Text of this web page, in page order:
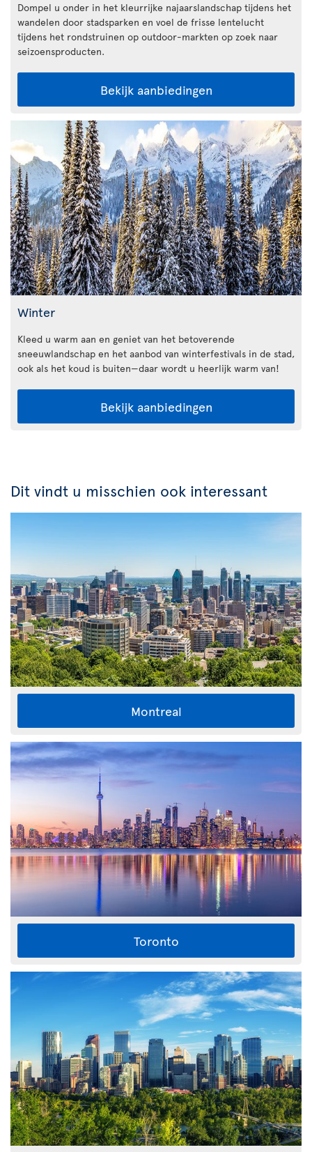
Dompel u onder in het kleurrijke najaarslandschap tijdens het
wandelen door stadsparken en voel de frisse lentelucht
tijdens het rondstruinen op outdoor-markten op zoek naar
seizoensproducten.
Bekijk aanbiedingen
Winter
Kleed u warm aan en geniet van het betoverende
sneeuwlandschap en het aanbod van winterfestivals in de stad,
ook als het koud is buiten—daar wordt u heerlijk warm van!
Bekijk aanbiedingen
Dit vindt u misschien ook interessant
Montreal
Toronto